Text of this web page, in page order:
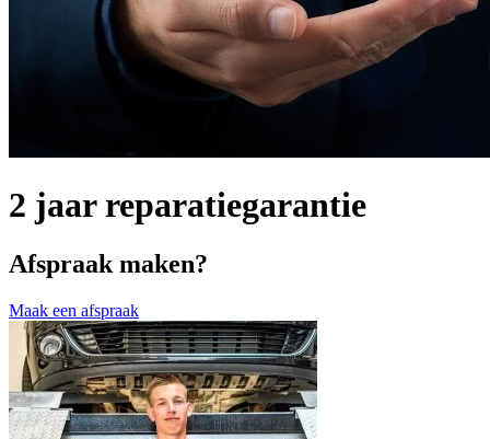
2 jaar reparatiegarantie
Afspraak maken?
Maak een afspraak